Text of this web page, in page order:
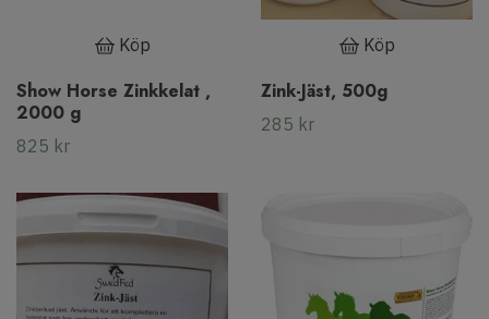
Köp
Show Horse Zinkkelat ,
2000 g
825 kr
Köp
Zink-Jäst, 500g
285 kr